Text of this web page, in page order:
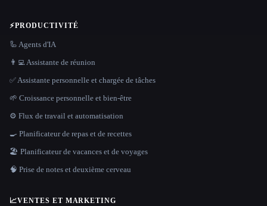
⚡PRODUCTIVITÉ
🦾 Agents d'IA
👨‍💻 Assistante de réunion
✅ Assistante personnelle et chargée de tâches
🌱 Croissance personnelle et bien-être
⚙️ Flux de travail et automatisation
🍳 Planificateur de repas et de recettes
🏖 Planificateur de vacances et de voyages
🧠 Prise de notes et deuxième cerveau
📈VENTES ET MARKETING